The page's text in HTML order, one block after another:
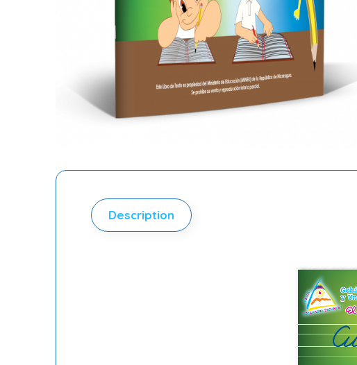
Description